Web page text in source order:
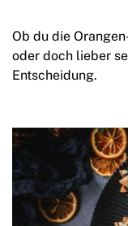
Ob du die
oder doch lieber
Entscheidung.